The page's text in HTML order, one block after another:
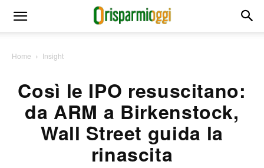
Home Insight
Così le IPO resuscitano:
da ARM a Birkenstock,
Wall Street guida la
rinascita